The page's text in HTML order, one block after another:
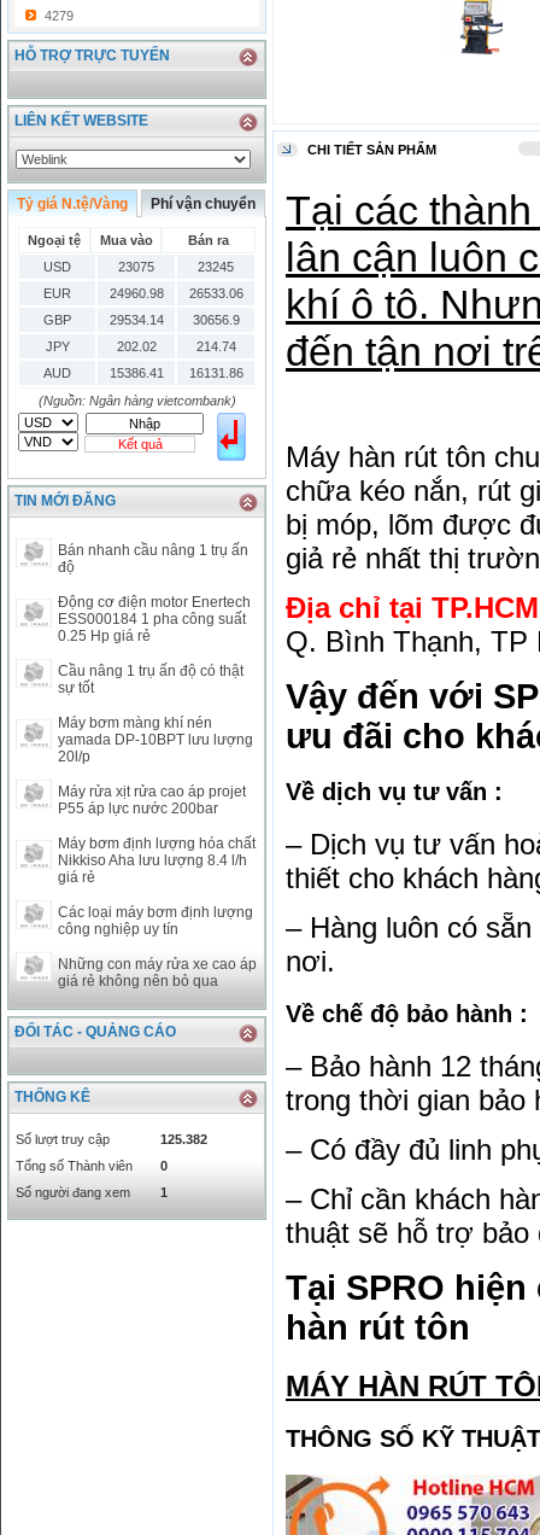
4279
HỖ TRỢ TRỰC TUYẾN
LIÊN KẾT WEBSITE
Tỷ giá N.tệ/Vàng Phí vận chuyển
Ngoại tệ Mua vào
Bán ra
USD
23075
23245
EUR
24960.98
26533.06
GBP
29534.14
30656.9
JPY
202.02
214.74
AUD
15386.41
16131.86
HKD
2906.04
3028.6
SGD
16755.29
17427.08
THB
666.2
786.99
CAD
17223.74
18058.21
CHF
23161.62
24283.77
INR
0
340.14
KWD
0
79758.97
MYR
0
NOK
0
2658.47
RMB
RUB
0
418.79
SAR
0
6457
(Nguồn: Ngân hàng vietcombank)
Kết quả
TIN MỚI ĐĂNG
Bán nhanh cầu nâng 1 trụ ấn
độ
Động cơ điện motor Enertech
ESS000184 1 pha công suất
0.25 Hp giá rẻ
Cầu nâng 1 trụ ấn độ có thật
sự tốt
Máy bơm màng khí nén
yamada DP-10BPT lưu lượng
20l/p
Máy rửa xịt rửa cao áp projet
P55 áp lực nước 200bar
Máy bơm định lượng hóa chất
Nikkiso Aha lưu lượng 8.4 l/h
giá rẻ
Các loại máy bơm định lượng
công nghiệp uy tín
Những con máy rửa xe cao áp
giá rẻ không nên bỏ qua
ĐỐI TÁC - QUẢNG CÁO
THỐNG KÊ
Số lượt truy cập
125.382
Tổng số Thành viên
0
Số người đang xem
1
CHI TIẾT SẢN PHẨM
Tại các
lân cận luôn
khí ô tô.
đến tận nơi
Máy hàn rút tôn
chữa kéo nắn, rút
bị móp, lõm được
giả rẻ nhất thị
Địa chỉ tại
Q. Bình Thạnh, TP
Vậy đến với
ưu đãi cho
Về dịch vụ tư vấn :
– Dịch vụ tư vấn
thiết cho khách
– Hàng luôn có
nơi.
Về chế độ bảo hành :
– Bảo hành 12
trong thời gian bảo
– Có đầy đủ linh
– Chỉ cần khách
thuật sẽ hỗ trợ
Tại SPRO
hàn rút tôn
MÁY HÀN RÚT
THÔNG SỐ KỸ THUẬT